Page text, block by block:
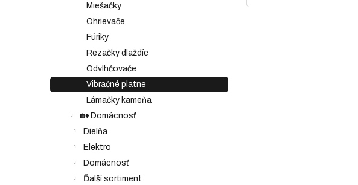
Miešačky
Ohrievače
Fúriky
Rezačky dlaždíc
Odvlhčovače
Vibračné platne
Lámačky kameňa
🏡 Domácnosť
Dielňa
Elektro
Domácnosť
Ďalší sortiment